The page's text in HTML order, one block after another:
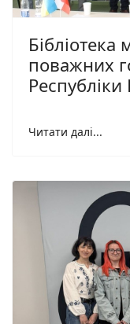
поважних
Читати далі...